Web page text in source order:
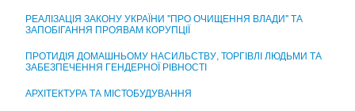
РЕАЛІЗАЦІЯ ЗАКОНУ УКРАЇНИ "ПРО ОЧИЩЕННЯ ВЛАДИ" ТА
ЗАПОБІГАННЯ ПРОЯВАМ КОРУПЦІЇ
ПРОТИДІЯ ДОМАШНЬОМУ НАСИЛЬСТВУ, ТОРГІВЛІ ЛЮДЬМИ ТА
ЗАБЕЗПЕЧЕННЯ ГЕНДЕРНОЇ РІВНОСТІ
АРХІТЕКТУРА ТА МІСТОБУДУВАННЯ